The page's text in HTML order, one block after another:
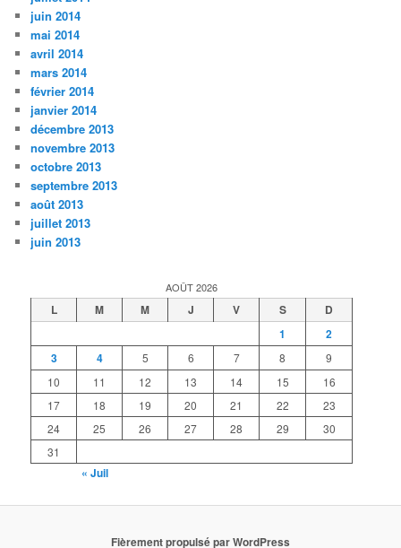
juin 2014
mai 2014
avril 2014
mars 2014
février 2014
janvier 2014
décembre 2013
novembre 2013
octobre 2013
septembre 2013
août 2013
juillet 2013
juin 2013
AOÛT 2026
L M M J V S
D
1
2
3
4 5 6 7 8
9
10
11 12 13 14 15
16
17
18 19 20 21 22
23
24
25 26 27 28 29
30
31
« Juil
Fièrement propulsé par WordPress